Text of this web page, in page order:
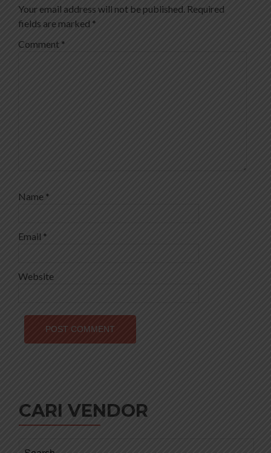
Your email address will not be published. Required
fields are marked *
Comment *
Name *
Email *
Website
CARI VENDOR